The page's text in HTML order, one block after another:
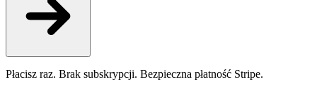
Płacisz raz. Brak subskrypcji. Bezpieczna płatność Stripe.